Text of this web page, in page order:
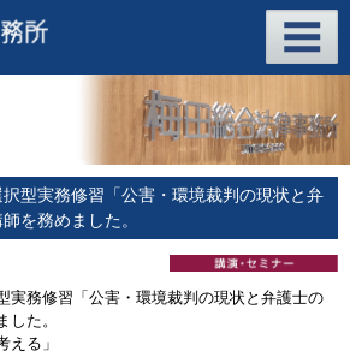
型実務修習「公害・環境裁判の現状と弁
を務めました。
実務修習「公害・環境裁判の現状と弁護士の
た。
る」